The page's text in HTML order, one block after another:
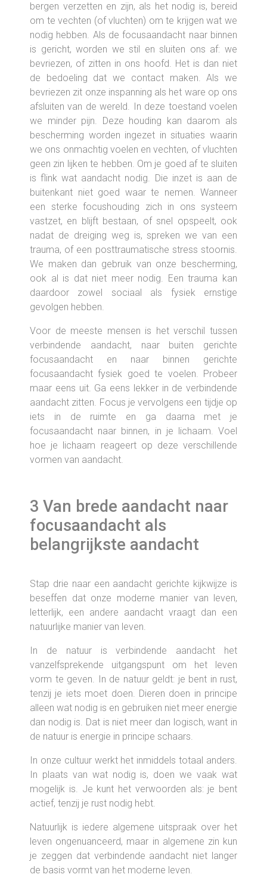
bergen verzetten en zijn, als het nodig is, bereid
om te vechten (of vluchten) om te krijgen wat we
nodig hebben. Als de focusaandacht naar binnen
is gericht, worden we stil en sluiten ons af: we
bevriezen, of zitten in ons hoofd. Het is dan niet
de bedoeling dat we contact maken. Als we
bevriezen zit onze inspanning als het ware op ons
afsluiten van de wereld. In deze toestand voelen
we minder pijn. Deze houding kan daarom als
bescherming worden ingezet in situaties waarin
we ons onmachtig voelen en vechten, of vluchten
geen zin lijken te hebben. Om je goed af te sluiten
is flink wat aandacht nodig. Die inzet is aan de
buitenkant niet goed waar te nemen. Wanneer
een sterke focushouding zich in ons systeem
vastzet, en blijft bestaan, of snel opspeelt, ook
nadat de dreiging weg is, spreken we van een
trauma, of een posttraumatische stress stoornis.
We maken dan gebruik van onze bescherming,
ook al is dat niet meer nodig. Een trauma kan
daardoor zowel sociaal als fysiek ernstige
gevolgen hebben.
Voor de meeste mensen is het verschil tussen
verbindende aandacht, naar buiten gerichte
focusaandacht en naar binnen gerichte
focusaandacht fysiek goed te voelen. Probeer
maar eens uit. Ga eens lekker in de verbindende
aandacht zitten. Focus je vervolgens een tijdje op
iets in de ruimte en ga daarna met je
focusaandacht naar binnen, in je lichaam. Voel
hoe je lichaam reageert op deze verschillende
vormen van aandacht.
3 Van brede aandacht naar
focusaandacht als
belangrijkste aandacht
Stap drie naar een aandacht gerichte kijkwijze is
beseffen dat onze moderne manier van leven,
letterlijk, een andere aandacht vraagt dan een
natuurlijke manier van leven.
In de natuur is verbindende aandacht het
vanzelfsprekende uitgangspunt om het leven
vorm te geven. In de natuur geldt: je bent in rust,
tenzij je iets moet doen. Dieren doen in principe
alleen wat nodig is en gebruiken niet meer energie
dan nodig is. Dat is niet meer dan logisch, want in
de natuur is energie in principe schaars.
In onze cultuur werkt het inmiddels totaal anders.
In plaats van wat nodig is, doen we vaak wat
mogelijk is. Je kunt het verwoorden als: je bent
actief, tenzij je rust nodig hebt.
Natuurlijk is iedere algemene uitspraak over het
leven ongenuanceerd, maar in algemene zin kun
je zeggen dat verbindende aandacht niet langer
de basis vormt van het moderne leven.